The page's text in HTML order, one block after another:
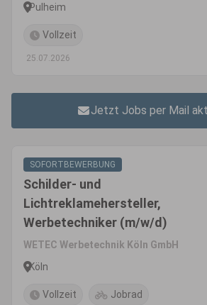
Pulheim
Vollzeit
25.07.2026
Jetzt Jobs per Mail
SOFORTBEWERBUNG
Schilder- und
Lichtreklamehersteller,
Werbetechniker (m/w/d)
WETEC Werbetechnik Köln GmbH
Köln
Vollzeit Jobrad